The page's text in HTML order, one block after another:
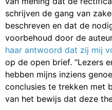
schrijven de gang van
beschreven en dat de
voorbehoud door de
haar antwoord dat zij mij
op de open brief. “Lezers
hebben mijns inziens
conclusies te trekken met
van het bewijs dat deze